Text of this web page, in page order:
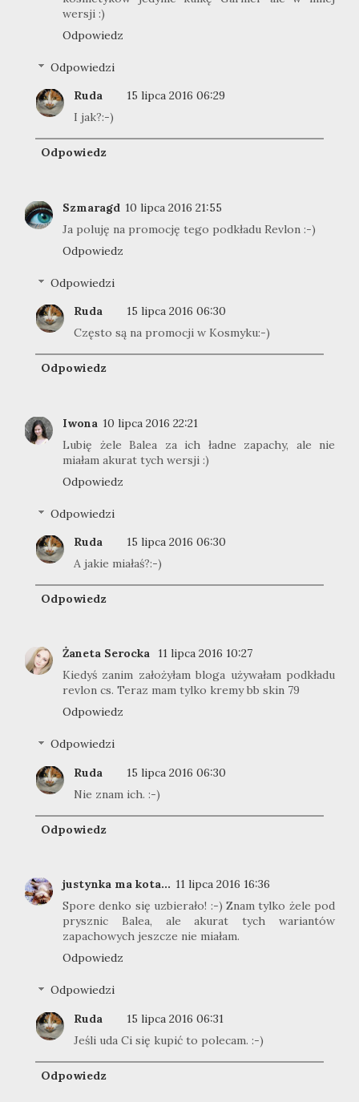
wersji :)
Odpowiedz
Odpowiedzi
Ruda
15 lipca 2016 06:29
I jak?:-)
Odpowiedz
Szmaragd 10 lipca 2016 21:55
Ja poluję na promocję tego podkładu Revlon :-)
Odpowiedz
Odpowiedzi
Ruda
15 lipca 2016 06:30
Często są na promocji w Kosmyku:-)
Odpowiedz
Iwona 10 lipca 2016 22:21
Lubię żele Balea za ich ładne zapachy, ale nie
miałam akurat tych wersji :)
Odpowiedz
Odpowiedzi
Ruda
15 lipca 2016 06:30
A jakie miałaś?:-)
Odpowiedz
Żaneta Serocka
11 lipca 2016 10:27
Kiedyś zanim założyłam bloga używałam podkładu
revlon cs. Teraz mam tylko kremy bb skin 79
Odpowiedz
Odpowiedzi
Ruda
15 lipca 2016 06:30
Nie znam ich. :-)
Odpowiedz
justynka ma kota... 11 lipca 2016 16:36
Spore denko się uzbierało! :-) Znam tylko żele pod
prysznic Balea, ale akurat tych wariantów
zapachowych jeszcze nie miałam.
Odpowiedz
Odpowiedzi
Ruda
15 lipca 2016 06:31
Jeśli uda Ci się kupić to polecam. :-)
Odpowiedz